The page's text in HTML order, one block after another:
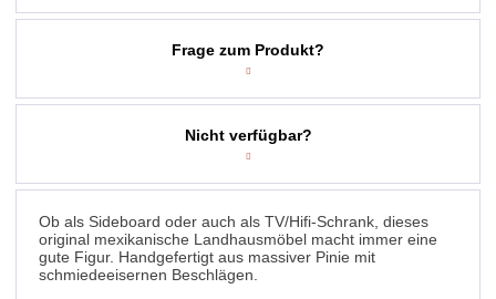
Frage zum Produkt?
Nicht verfügbar?
Ob als Sideboard oder auch als TV/Hifi-Schrank, dieses
original mexikanische Landhausmöbel macht immer eine
gute Figur. Handgefertigt aus massiver Pinie mit
schmiedeeisernen Beschlägen.